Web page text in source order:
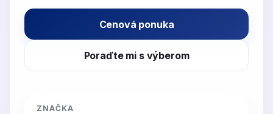
Cenová ponuka
Poraďte mi s výberom
ZNAČKA